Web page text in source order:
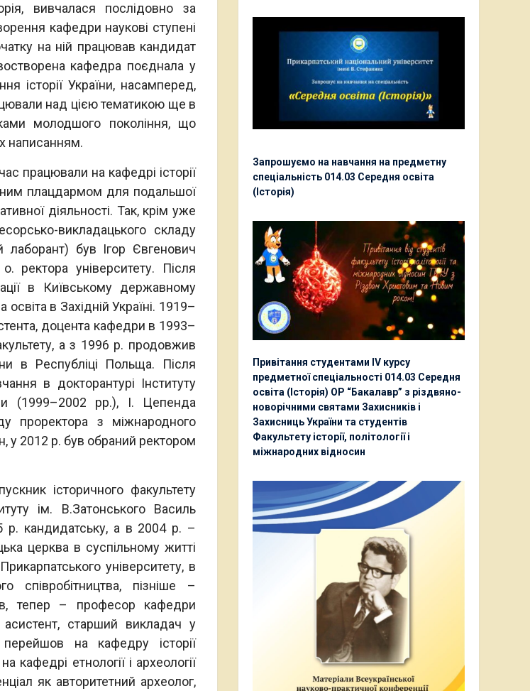
вивчалася послідовно за
кафедри наукові ступені
на ній працював кандидат
кафедра поєднала у
історії України, насамперед,
над цією тематикою ще в
молодшого покоління, що
написанням.
працювали на кафедрі історії
плацдармом для подальшої
діяльності. Так, крім уже
викладацького складу
лаборант) був Ігор Євгенович
ректора університету. Після
в Київському державному
в Західній Україні. 1919–
доцента кафедри в 1993–
а з 1996 р. продовжив
в Республіці Польща. Після
в докторантурі Інституту
(1999–2002 рр.), І. Цепенда
проректора з міжнародного
у 2012 р. був обраний ректором
історичного факультету
ім. В.Затонського Василь
р. кандидатську, а в 2004 р. –
церква в суспільному житті
університету, в
пізніше –
тепер – професор кафедри
старший викладач у
на кафедру історії
кафедрі етнології і археології
як авторитетний археолог,
Запрошуємо на навчання на предметну
спеціальність 014.03 Середня освіта
(Історія)
Привітання студентами ІV курсу
предметної спеціальності 014.03 Середня
освіта (Історія) ОР “Бакалавр” з різдвяно-
новорічними святами Захисників і
Захисниць України та студентів
Факультету історії, політології і
міжнародних відносин